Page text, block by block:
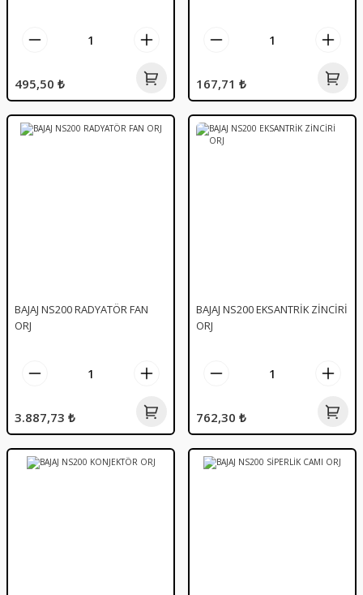
495,50 ₺ 167,71 ₺
BAJAJ NS200 RADYATÖR FAN
ORJ
3.887,73 ₺
BAJAJ NS200 EKSANTRİK ZİNCİRİ
ORJ
762,30 ₺